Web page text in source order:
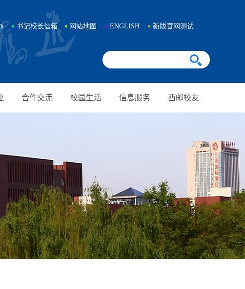
书记校长信箱 网站地图 ENGLISH 新版官网测试
合作交流 校园生活 信息服务 西邮校友